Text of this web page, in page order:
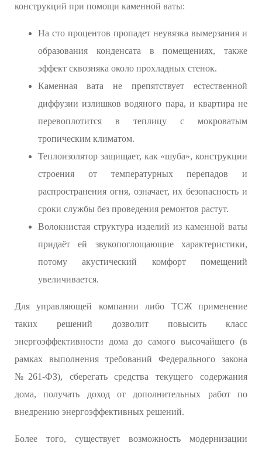
конструкций при помощи каменной ваты:
На сто процентов пропадет неувязка вымерзания и
образования конденсата в помещениях, также
эффект сквозняка около прохладных стенок.
Каменная вата не препятствует естественной
диффузии излишков водяного пара, и квартира не
перевоплотится в теплицу с мокроватым
тропическим климатом.
Теплоизолятор защищает, как «шуба», конструкции
строения от температурных перепадов и
распространения огня, означает, их безопасность и
сроки службы без проведения ремонтов растут.
Волокнистая структура изделий из каменной ваты
придаёт ей звукопоглощающие характеристики,
потому акустический комфорт помещений
увеличивается.
Для управляющей компании либо ТСЖ применение
таких решений дозволит повысить класс
энергоэффективности дома до самого высочайшего (в
рамках выполнения требований Федерального закона
№261-ФЗ), сберегать средства текущего содержания
дома, получать доход от дополнительных работ по
внедрению энергоэффективных решений.
Более того, существует возможность модернизации